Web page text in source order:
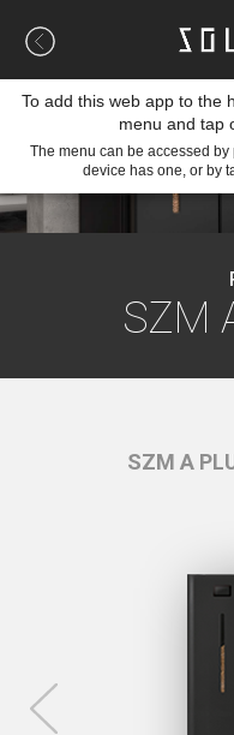
SZM
SZM A
To add this web app to the
menu and tap
The menu can be accessed
device has one, or by